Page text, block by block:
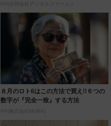
PR(合同会社デジタルファーム )
８月のロト6はこの方法で買え!!６つの
数字が『完全一致』する方法
PR(株式会社MURA)